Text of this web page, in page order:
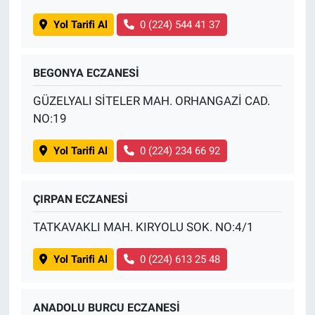
Yol Tarifi Al 0 (224) 544 41 37
BEGONYA ECZANESİ
GÜZELYALI SİTELER MAH. ORHANGAZİ CAD.
NO:19
Yol Tarifi Al 0 (224) 234 66 92
ÇIRPAN ECZANESİ
TATKAVAKLI MAH. KIRYOLU SOK. NO:4/1
Yol Tarifi Al 0 (224) 613 25 48
ANADOLU BURCU ECZANESİ